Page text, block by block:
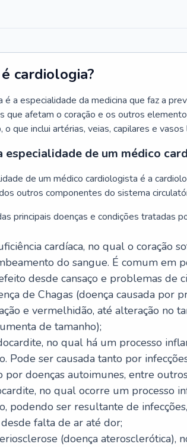
cardiologia?
é a especialidade da medicina que faz a
que afetam o coração e os outros
o que inclui artérias, veias, capilares e vasos
especialidade de um médico
de um médico cardiologista é a
outros componentes do sistema
principais doenças e condições tratadas
cardíaca, no qual o coração
do sangue. É comum em
desde cansaço e problemas de
de Chagas (doença causada por
e vermelhidão, até alteração no
de tamanho);
no qual há um processo
Pode ser causada tanto por
por doenças autoimunes, entre
no qual ocorre um processo
podendo ser resultante de
falta de ar até dor;
(doença aterosclerótica),